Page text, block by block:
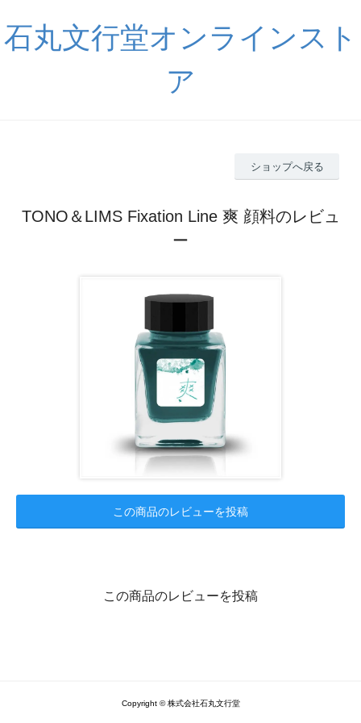
石丸文行堂オンラインスト
ア
ショップへ戻る
TONO＆LIMS Fixation Line 爽 顔料のレビュ
ー
この商品のレビューを投稿
この商品のレビューを投稿
Copyright © 株式会社石丸文行堂